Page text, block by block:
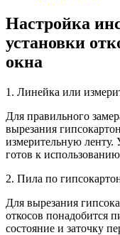
Настройка
установки
окна
1. Линейка или
Для правильного
вырезания
измерительную ленту.
готов к
2. Пила по
Для вырезания
откосов понадобится
состояние и заточку